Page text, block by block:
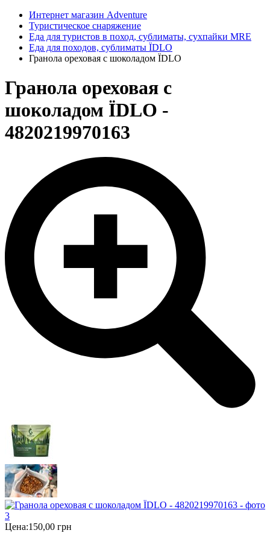
Интернет магазин Adventure
Туристическое снаряжение
Еда для туристов в поход, сублиматы, сухпайки MRE
Еда для походов, сублиматы ЇDLO
Гранола ореховая с шоколадом ЇDLO
Гранола ореховая с
шоколадом ЇDLO -
4820219970163
Цена:150,00 грн